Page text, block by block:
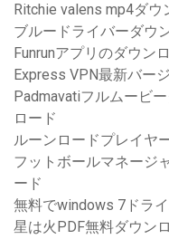
Ritchie valens mp4ダウ
ブルードライバーダウ
Funrunアプリのダウン
Express VPN最新バー
Padmavatiフルムービ
ロード
ルーンロードプレイヤ
フットボールマネージ
ード
無料でwindows 7ドラ
星は火PDF無料ダウン